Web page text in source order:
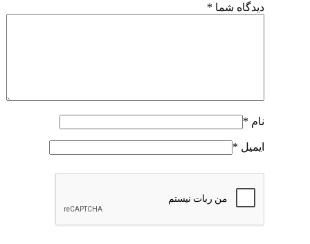
دیدگاه شما *
نام *
ایمیل *